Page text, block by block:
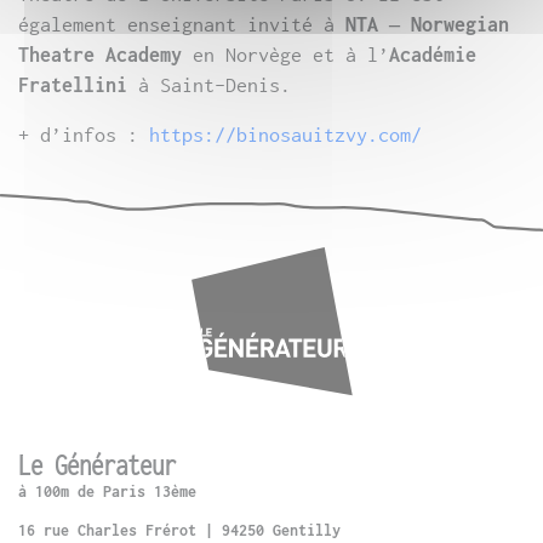
également enseignant invité à NTA – Norwegian
Theatre Academy en Norvège et à l’Académie
Fratellini à Saint-Denis.
+ d’infos : https://binosauitzvy.com/
Le Générateur
à 100m de Paris 13ème
16 rue Charles Frérot | 94250 Gentilly